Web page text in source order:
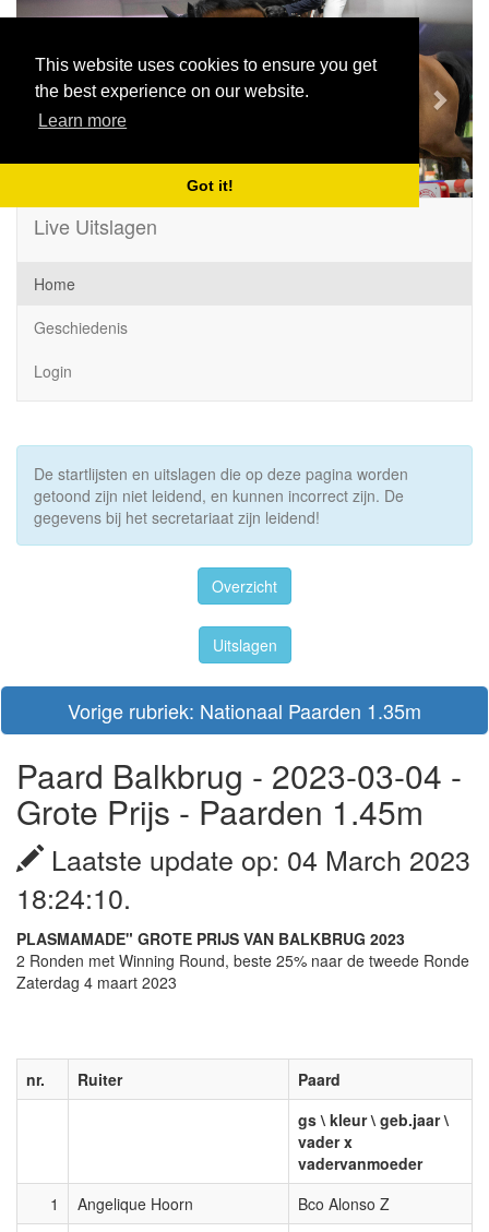
This website uses cookies to ensure you get
the best experience on our website.
Learn more
Got it!
Previous Next
Live Uitslagen
Home
Geschiedenis
Login
De startlijsten en uitslagen die op deze pagina worden
getoond zijn niet leidend, en kunnen incorrect zijn. De
gegevens bij het secretariaat zijn leidend!
Overzicht
Uitslagen
Vorige rubriek: Nationaal Paarden 1.35m
Paard Balkbrug - 2023-03-04 -
Grote Prijs - Paarden 1.45m
Laatste update op: 04 March 2023
18:24:10.
PLASMAMADE" GROTE PRIJS VAN BALKBRUG 2023
2 Ronden met Winning Round, beste 25% naar de tweede Ronde
Zaterdag 4 maart 2023
nr. Ruiter
Paard
gs \ kleur \ geb.jaar \
vader x
vadervanmoeder
1
Angelique Hoorn
Bco Alonso Z